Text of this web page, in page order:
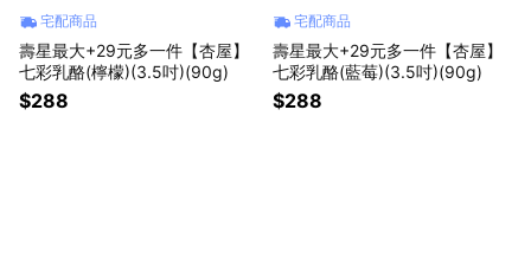
宅配商品
壽星最大+29元多一件【杏屋】
七彩乳酪(檸檬)(3.5吋)(90g)
$288
宅配商品
壽星最大+29元多一件【杏屋】
七彩乳酪(藍莓)(3.5吋)(90g)
$288